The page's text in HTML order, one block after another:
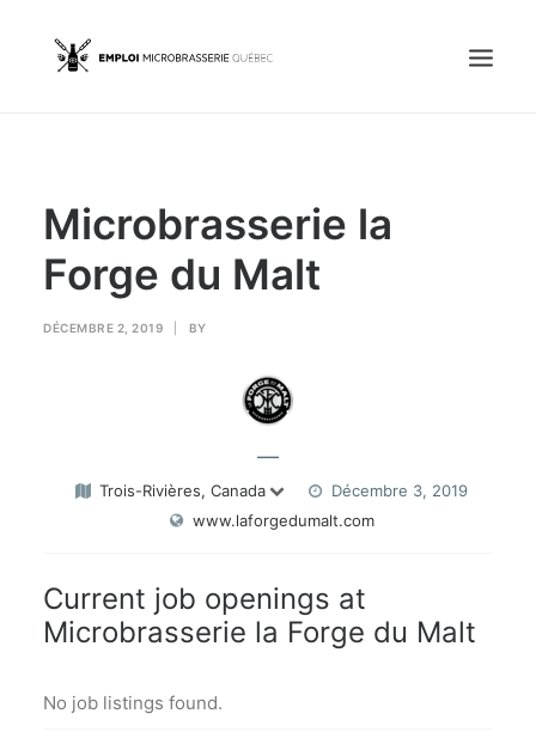
Emplois
Candidats
OFFREZ UN EMPLOI
Portail Candidat
Microbrasserie la
Forge du Malt
DÉCEMBRE 2, 2019 BY
—
Trois-Rivières, Canada
Décembre 3, 2019
www.laforgedumalt.com
Current job openings at
Microbrasserie la Forge du Malt
No job listings found.